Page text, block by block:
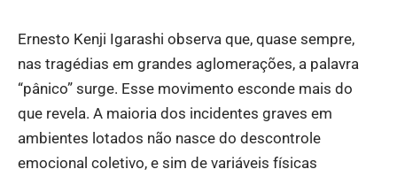
Ernesto Kenji Igarashi observa que, quase sempre,
nas tragédias em grandes aglomerações, a palavra
“pânico” surge. Esse movimento esconde mais do
que revela. A maioria dos incidentes graves em
ambientes lotados não nasce do descontrole
emocional coletivo, e sim de variáveis físicas